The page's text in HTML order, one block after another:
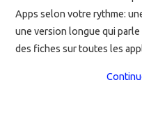
Apps selon votre rythme:
une version longue qui
des fiches sur toutes les